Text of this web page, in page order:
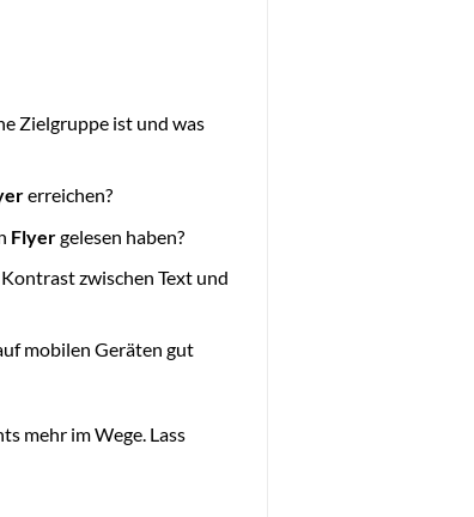
Zielgruppe ist und was
erreichen?
Flyergelesen haben?
zwischen Text und
mobilen Geräten gut
mehr im Wege. Lass